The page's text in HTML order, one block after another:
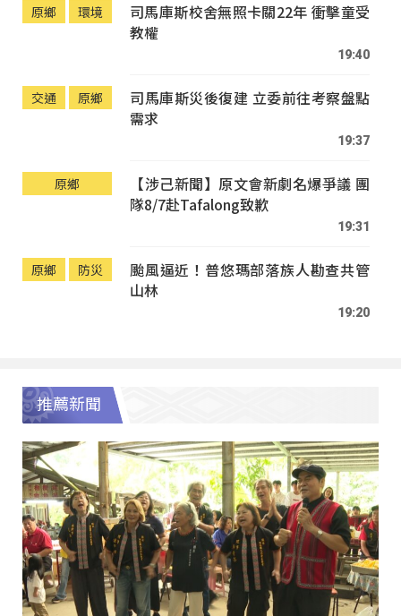
原鄉 環境
司馬庫斯校舍無照卡關22年 衝擊童受
教權
19:40
交通 原鄉
司馬庫斯災後復建 立委前往考察盤點
需求
19:37
原鄉
【涉己新聞】原文會新劇名爆爭議 團
隊8/7赴Tafalong致歉
19:31
原鄉 防災
颱風逼近！普悠瑪部落族人勘查共管
山林
19:20
推薦新聞